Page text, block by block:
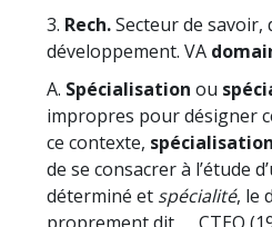
3. Rech.Secteur de savoir,
développement. VA
A. Spécialisation ou
impropres pour désigner
ce contexte, spécialisation
de se consacrer à l’étude
déterminé et spécialité, le